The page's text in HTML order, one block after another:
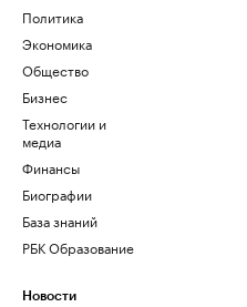
Политика
Экономика
Общество
Бизнес
Технологии и
медиа
Финансы
Биографии
База знаний
РБК Образование
Новости